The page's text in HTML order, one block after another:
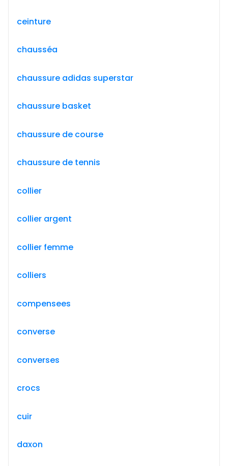
ceinture
chausséa
chaussure adidas superstar
chaussure basket
chaussure de course
chaussure de tennis
collier
collier argent
collier femme
colliers
compensees
converse
converses
crocs
cuir
daxon